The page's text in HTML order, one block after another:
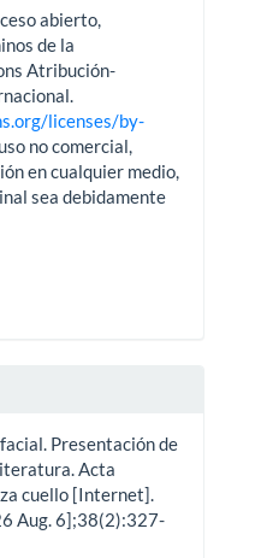
abierto,
de la
Atribución-
licenses/by-
no comercial,
en cualquier medio,
sea debidamente
Presentación de
Acta
cuello [Internet].
Aug. 6];38(2):327-